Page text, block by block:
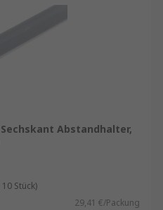
Abstandhalter,
Stück)
29,41 €/Packung